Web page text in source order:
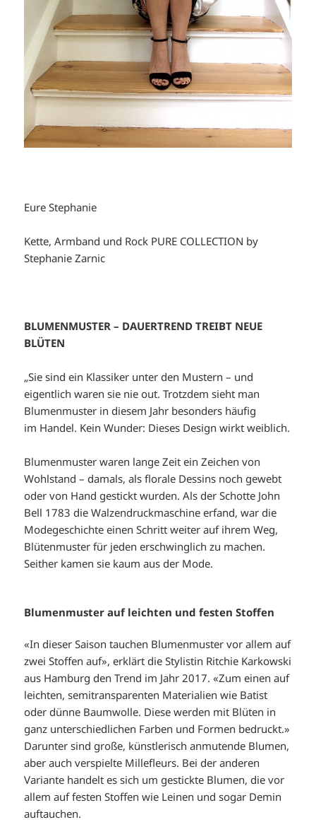
Eure Stephanie
Kette, Armband und Rock PURE COLLECTION by
Stephanie Zarnic
BLUMENMUSTER – DAUERTREND TREIBT NEUE
BLÜTEN
„Sie sind ein Klassiker unter den Mustern – und
eigentlich waren sie nie out. Trotzdem sieht man
Blumenmuster in diesem Jahr besonders häufig
im Handel. Kein Wunder: Dieses Design wirkt weiblich.
Blumenmuster waren lange Zeit ein Zeichen von
Wohlstand – damals, als florale Dessins noch gewebt
oder von Hand gestickt wurden. Als der Schotte John
Bell 1783 die Walzendruckmaschine erfand, war die
Modegeschichte einen Schritt weiter auf ihrem Weg,
Blütenmuster für jeden erschwinglich zu machen.
Seither kamen sie kaum aus der Mode.
Blumenmuster auf leichten und festen Stoffen
«In dieser Saison tauchen Blumenmuster vor allem auf
zwei Stoffen auf», erklärt die Stylistin Ritchie Karkowski
aus Hamburg den Trend im Jahr 2017. «Zum einen auf
leichten, semitransparenten Materialien wie Batist
oder dünne Baumwolle. Diese werden mit Blüten in
ganz unterschiedlichen Farben und Formen bedruckt.»
Darunter sind große, künstlerisch anmutende Blumen,
aber auch verspielte Millefleurs. Bei der anderen
Variante handelt es sich um gestickte Blumen, die vor
allem auf festen Stoffen wie Leinen und sogar Demin
auftauchen.